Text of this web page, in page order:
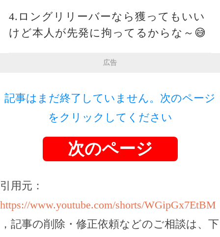
4.ロングリリーバーなら獲ってもいい
けど本人が先発に拘ってるからな～😅
広告
記事はまだ終了していません。次のページ
をクリックしてください
次のページ
引用元：
https://www.youtube.com/shorts/WGipGx7EtBM
，記事の削除・修正依頼などのご相談は、下